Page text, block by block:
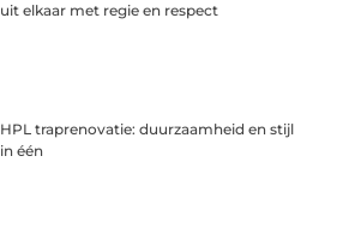
uit elkaar met regie en respect
HPL traprenovatie: duurzaamheid en stijl
in één